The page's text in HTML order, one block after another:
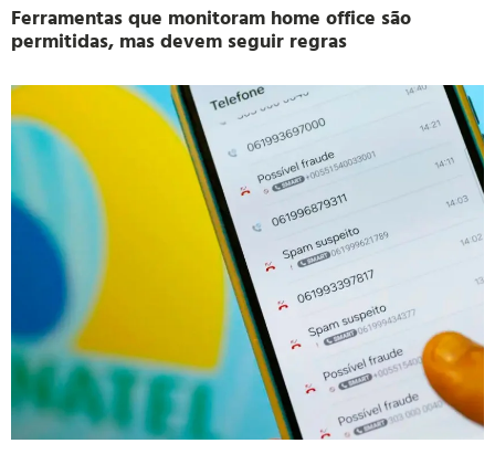
Ferramentas que monitoram home office são
permitidas, mas devem seguir regras